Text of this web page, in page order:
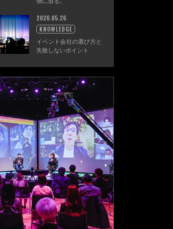
イベント会社の選び方と
失敗しないポイント
2026.05.26
KNOWLEDGE